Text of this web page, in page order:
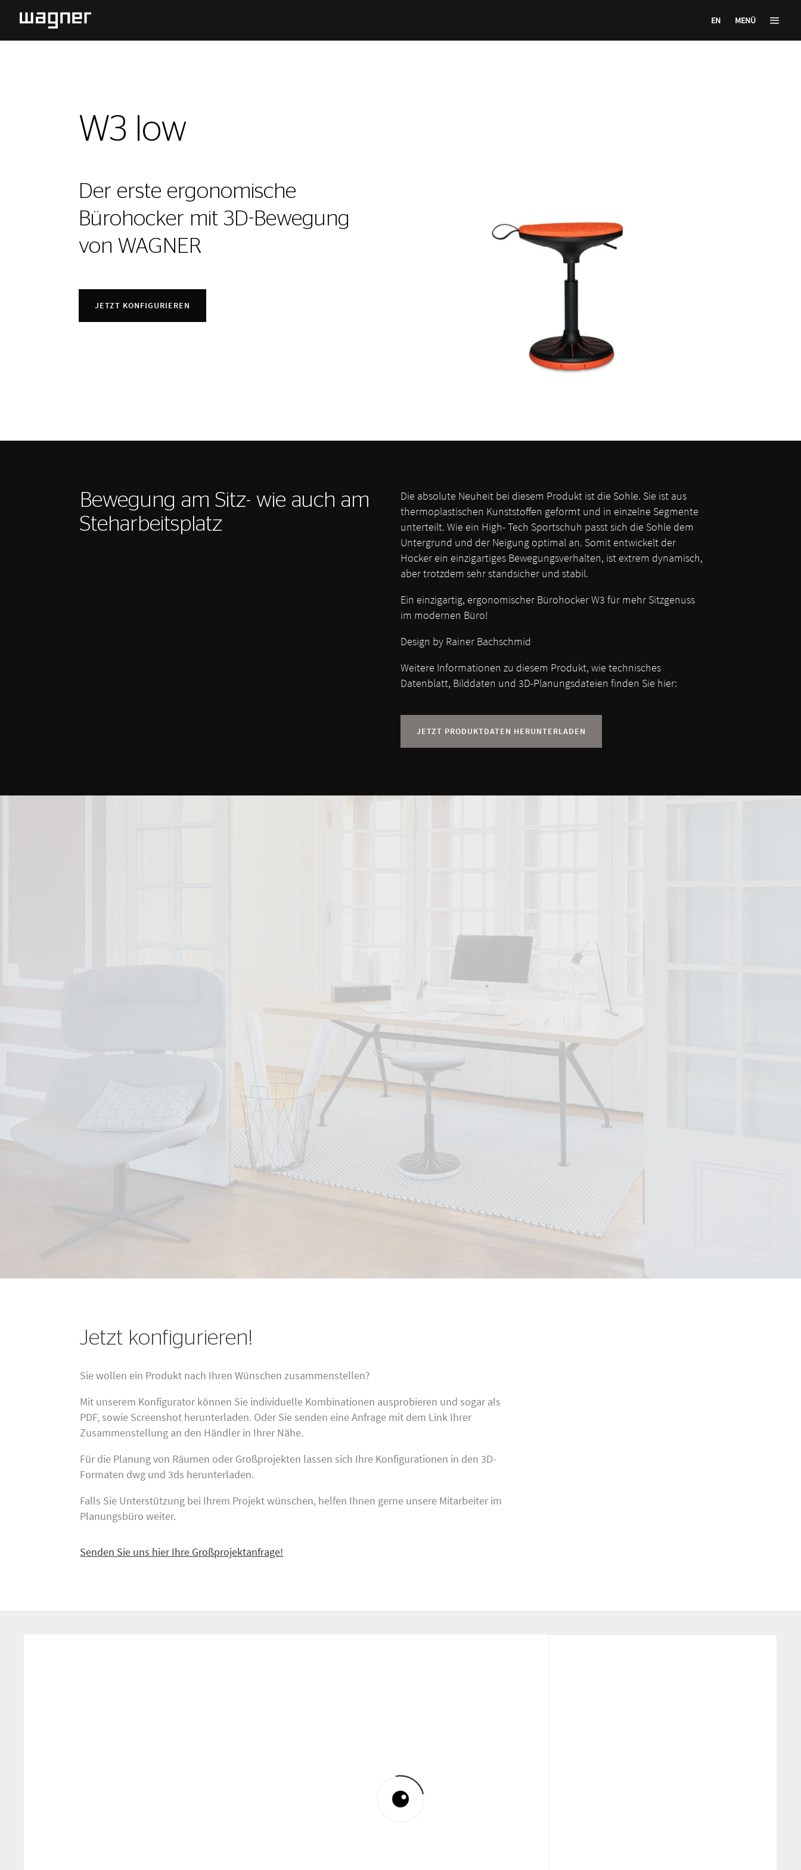
EN MENÜ
W3 low
Der erste ergonomische
Bürohocker mit 3D-Bewegung
von WAGNER
JETZT KONFIGURIEREN
Bewegung am Sitz- wie auch am
Steharbeitsplatz
Die absolute Neuheit bei diesem Produkt ist die Sohle. Sie ist aus
thermoplastischen Kunststoffen geformt und in einzelne Segmente
unterteilt. Wie ein High- Tech Sportschuh passt sich die Sohle dem
Untergrund und der Neigung optimal an. Somit entwickelt der
Hocker ein einzigartiges Bewegungsverhalten, ist extrem dynamisch,
aber trotzdem sehr standsicher und stabil.
Ein einzigartig, ergonomischer Bürohocker W3 für mehr Sitzgenuss
im modernen Büro!
Design by Rainer Bachschmid
Weitere Informationen zu diesem Produkt, wie technisches
Datenblatt, Bilddaten und 3D-Planungsdateien finden Sie hier:
JETZT PRODUKTDATEN HERUNTERLADEN
Jetzt konfigurieren!
Sie wollen ein Produkt nach Ihren Wünschen zusammenstellen?
Mit unserem Konfigurator können Sie individuelle Kombinationen ausprobieren und sogar als
PDF, sowie Screenshot herunterladen. Oder Sie senden eine Anfrage mit dem Link Ihrer
Zusammenstellung an den Händler in Ihrer Nähe.
Für die Planung von Räumen oder Großprojekten lassen sich Ihre Konfigurationen in den 3D-
Formaten dwg und 3ds herunterladen.
Falls Sie Unterstützung bei Ihrem Projekt wünschen, helfen Ihnen gerne unsere Mitarbeiter im
Planungsbüro weiter.
Senden Sie uns hier Ihre Großprojektanfrage!